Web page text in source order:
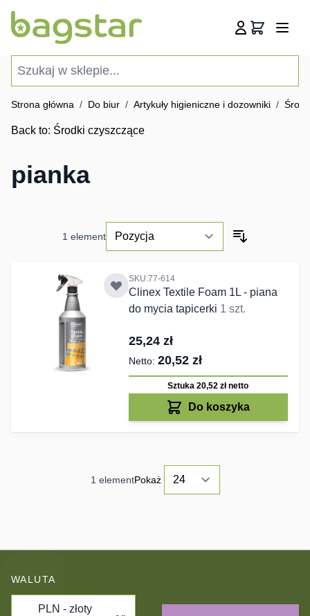
Koszyk
Strona główna / Do biur / Artykuły higieniczne i dozowniki /
Back to: Środki czyszczące
pianka
1 element
SKU:77-614
Clinex Textile Foam 1L - piana
do mycia tapicerki 1 szt.
25,24 zł
20,52 zł
Sztuka 20,52 złnetto
Do koszyka
1 elementPokaż
WALUTA
PLN - złoty